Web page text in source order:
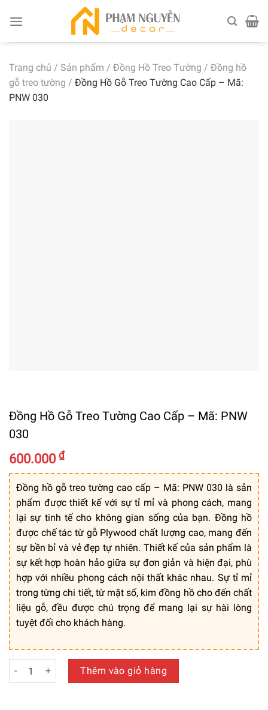
Trang chủ / Sản phẩm / Đồng Hồ Treo Tường / Đồng hồ
gỗ treo tường / Đồng Hồ Gỗ Treo Tường Cao Cấp – Mã:
PNW 030
Đồng Hồ Gỗ Treo Tường Cao Cấp – Mã: PNW
030
600.000 ₫
Đồng hồ gỗ treo tường cao cấp – Mã: PNW 030 là sản
phẩm được thiết kế với sự tỉ mỉ và phong cách, mang
lại sự tinh tế cho không gian sống của bạn. Đồng hồ
được chế tác từ gỗ Plywood chất lượng cao, mang đến
sự bền bỉ và vẻ đẹp tự nhiên. Thiết kế của sản phẩm là
sự kết hợp hoàn hảo giữa sự đơn giản và hiện đại, phù
hợp với nhiều phong cách nội thất khác nhau. Sự tỉ mỉ
trong từng chi tiết, từ mặt số, kim đồng hồ cho đến chất
liệu gỗ, đều được chú trọng để mang lại sự hài lòng
tuyệt đối cho khách hàng.
Đồng Hồ Gỗ Treo Tường Cao Cấp - Mã: PNW 030 số lượng
Thêm vào giỏ hàng